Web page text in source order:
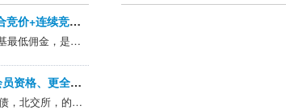
融资融券就到中信建投，算法交易赋能(支持开盘集合竞价+连续竞价)，更专业，更优惠！
请私信费率： 股票最低佣金，是否免5 erf/封基最低佣金，是否免5 沪深转债最低佣金，是否免5 可转债最低佣金，是否有保底费用？ 国债逆回购佣金最低多少 场内基金申赎费是否有折扣 场内货币基金可否0佣金 两融佣金及利率，是否支持绕标 北交所最低佣金 港股通最...
银河证券开户福利升级（更给力的佣金优惠、更多会员资格、更全面的套利优化）
请问是否免5； A股，基金etf，lof，沪深可转债，北交所，的费率，最低收费； 两融利率，及两融账户，上述品种的费率，最低收费；